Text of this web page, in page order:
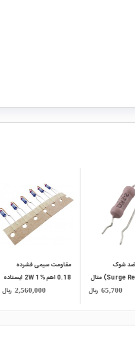
شوک
(Surge Resistor) متال
اکسید ایستاده 2.2K اهم65,700 ریال
local_mall
مقاومت سیمی فشرده
0.18 اهم %1 2W ایستاده
کره ای مارک SMART
2,560,000 ریال